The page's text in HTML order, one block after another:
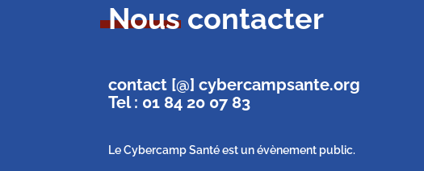
Nous contacter
contact [@] cybercampsante.org
Tel : 01 84 20 07 83
Le Cybercamp Santé est un évènement public.